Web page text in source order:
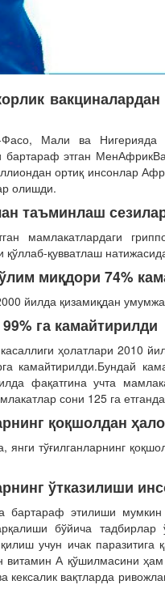
Мали ва Нигерияда
этган
ортиқ инсонлар
олишди.
таъминлаш
мамлакатлардаги
қувватлаш
миқдори 74%
йилда қизамиқдан
га камайтирилди
ҳолатлари 2010
камайтирилди.Бундай
фақатгина учта
сони 125 га
қоқшолдан
янги тўғилганларнинг
ўтказилиши
бартараф этилиши
бўйича
учун ичак
витамин А қўшилмасини
кексалик вақтларда